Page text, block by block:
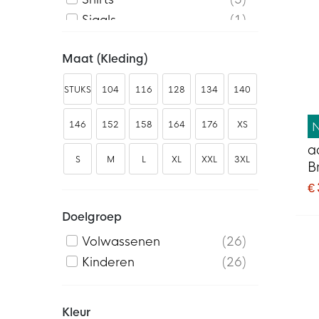
€
Sjaals
1
Sokken
Trainingsjacks
1
Trainingtops
2
Vesten
2
Maat (kleding)
STUKS 104 116 128 134 140
146 152 158 164 176 XS
S M L XL XXL 3XL
Doelgroep
Volwassenen
26
Kinderen
26
Kleur